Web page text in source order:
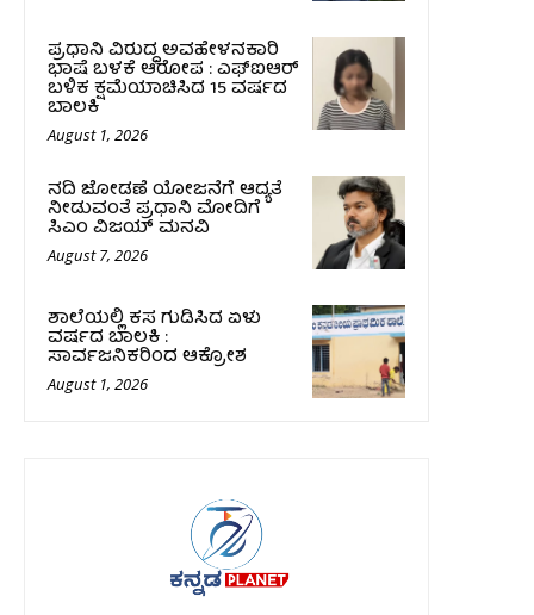
ಪ್ರಧಾನಿ ವಿರುದ್ಧ ಅವಹೇಳನಕಾರಿ
ಭಾಷೆ ಬಳಕೆ ಆರೋಪ : ಎಫ್‌ಐಆರ್‌
ಬಳಿಕ ಕ್ಷಮೆಯಾಚಿಸಿದ 15 ವರ್ಷದ
ಬಾಲಕಿ
August 1, 2026
ನದಿ ಜೋಡಣೆ ಯೋಜನೆಗೆ ಆದ್ಯತೆ
ನೀಡುವಂತೆ ಪ್ರಧಾನಿ ಮೋದಿಗೆ
ಸಿಎಂ ವಿಜಯ್‌ ಮನವಿ
August 7, 2026
ಶಾಲೆಯಲ್ಲಿ ಕಸ ಗುಡಿಸಿದ ಏಳು
ವರ್ಷದ ಬಾಲಕಿ :
ಸಾರ್ವಜನಿಕರಿಂದ ಆಕ್ರೋಶ
August 1, 2026